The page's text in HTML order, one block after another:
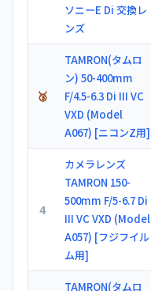
ソニーE Di 交換レ
ンズ
🥉
TAMRON(タムロ
ン) 50-400mm
F/4.5-6.3 Di III VC
VXD (Model
A067) [ニコンZ用]
4
カメラレンズ
TAMRON 150-
500mm F/5-6.7 Di
III VC VXD (Model
A057) [フジフイル
ム用]
TAMRON(タムロ